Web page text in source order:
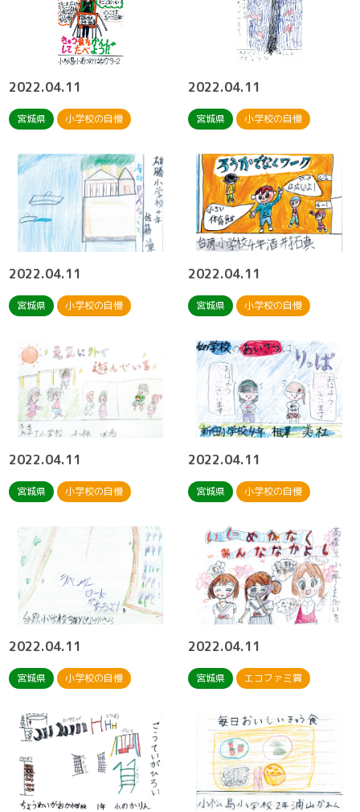
2022.04.11
宮城県 小学校の自慢
2022.04.11
宮城県 小学校の自慢
2022.04.11
宮城県 小学校の自慢
2022.04.11
宮城県 小学校の自慢
2022.04.11
宮城県 小学校の自慢
2022.04.11
宮城県 小学校の自慢
2022.04.11
宮城県 小学校の自慢
2022.04.11
宮城県 エコファミ賞